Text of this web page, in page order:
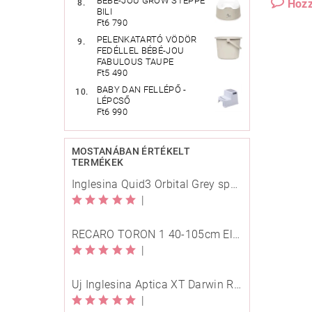
BILI
Ft6 790
PELENKATARTÓ VÖDÖR
FEDÉLLEL BÉBÉ-JOU
FABULOUS TAUPE
Ft5 490
BABY DAN FELLÉPŐ -
LÉPCSŐ
Ft6 990
MOSTANÁBAN ÉRTÉKELT
TERMÉKEK
Inglesina Quid3 Orbital Grey sport babakocsi
|
RECARO TORON 1 40-105cm Elegant Beige
|
Új Inglesina Aptica XT Darwin Recline Evo 4in1 Himalaya Blue multifunkciós babakocsi
|